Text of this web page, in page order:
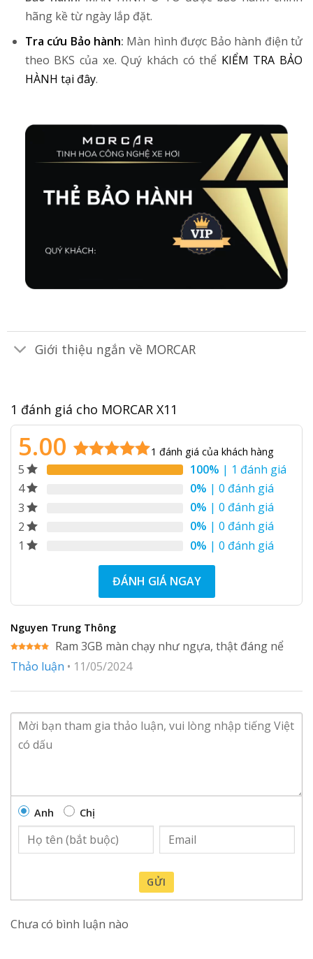
hãng kề từ ngày lắp đặt.
Tra cứu Bảo hành: Màn hình được Bảo hành điện tử
theo BKS của xe. Quý khách có thể KIỂM TRA BẢO
HÀNH tại đây.
Giới thiệu ngắn về MORCAR
1 đánh giá cho MORCAR X11
5.00 1 đánh giá của khách hàng
5 100% | 1 đánh giá
4
0% | 0 đánh giá
3
0% | 0 đánh giá
2
0% | 0 đánh giá
1
0% | 0 đánh giá
ĐÁNH GIÁ NGAY
Nguyen Trung Thông
hạng55
Ram 3GB màn chạy như ngựa, thật đáng nể
Thảo luận • 11/05/2024
Anh Chị
GỬI
Chưa có bình luận nào